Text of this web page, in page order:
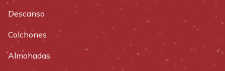
Descanso
Colchones
Almohadas